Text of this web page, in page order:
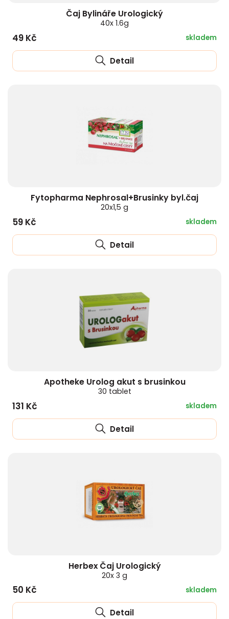
Čaj Bylináře Urologický
40x 1.6g
49 Kč skladem
Detail
Fytopharma Nephrosal+Brusinky byl.čaj
20x1,5 g
59 Kč skladem
Detail
Apotheke Urolog akut s brusinkou
30 tablet
131 Kč skladem
Detail
Herbex Čaj Urologický
20x 3 g
50 Kč skladem
Detail